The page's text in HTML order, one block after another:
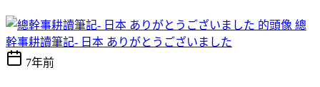
總
幹事耕讀筆記- 日本 ありがとうございました
7年前